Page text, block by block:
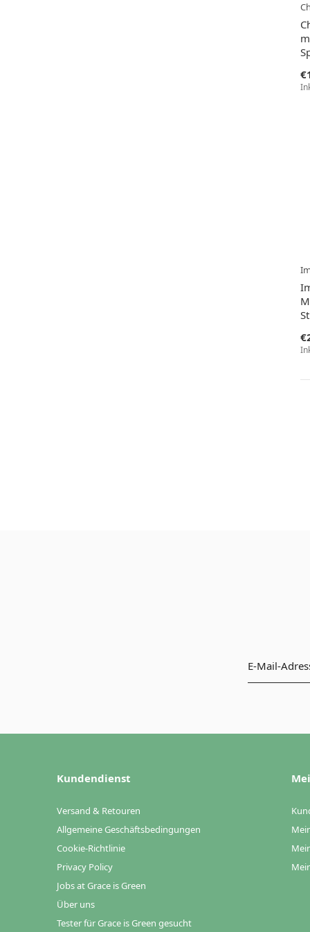
Kundendienst
Versand & Retouren
Allgemeine Geschäftsbedingungen
Cookie-Richtlinie
Privacy Policy
Jobs at Grace is Green
Über uns
Tester für Grace is Green gesucht